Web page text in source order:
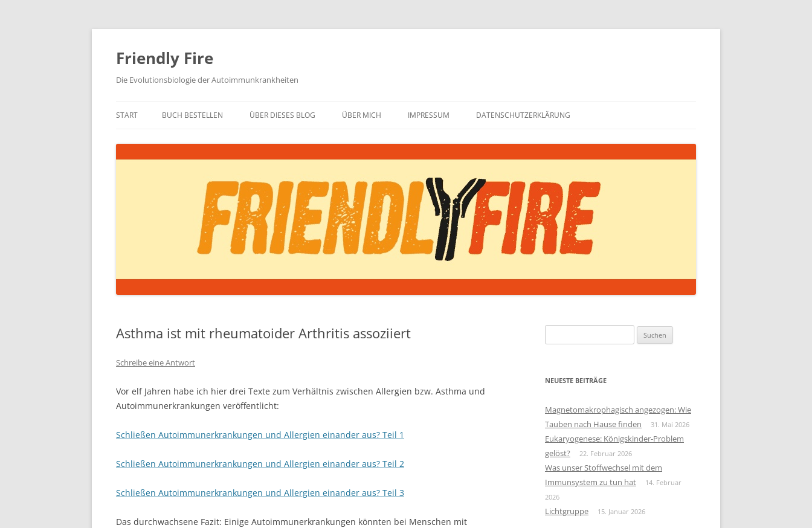
Zum
springen
Friendly Fire
Die Evolutionsbiologie der Autoimmunkrankheiten
START BUCH BESTELLEN ÜBER DIESES BLOG ÜBER MICH IMPRESSUM DATENSCHUTZERKLÄRUNG
Asthma ist mit rheumatoider Arthritis assoziiert
Schreibe eine Antwort
Vor elf Jahren habe ich hier drei Texte zum Verhältnis zwischen Allergien bzw. Asthma und
Autoimmunerkrankungen veröffentlicht:
Schließen Autoimmunerkrankungen und Allergien einander aus? Teil 1
Schließen Autoimmunerkrankungen und Allergien einander aus? Teil 2
Schließen Autoimmunerkrankungen und Allergien einander aus? Teil 3
Das durchwachsene Fazit: Einige Autoimmunerkrankungen könnten bei Menschen mit
nach:
NEUESTE BEITRÄGE
Magnetomakrophagisch angezogen: Wie
Tauben nach Hause finden
31. Mai 2026
Eukaryogenese: Königskinder-Problem
gelöst?
22. Februar 2026
Was unser Stoffwechsel mit dem
Immunsystem zu tun hat
14. Februar
2026
Lichtgruppe 15. Januar 2026